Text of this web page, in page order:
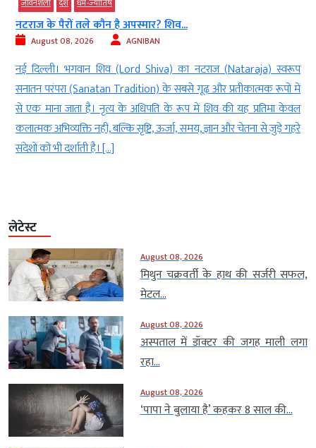
नटराज के पैरों तले कौन है अपस्मार? शिव...
August 08, 2026 AGNIBAN
नई दिल्ली। भगवान शिव (Lord Shiva) का नटराज (Nataraja) स्वरूप
सनातन परंपरा (Sanatan Tradition) के सबसे गूढ़ और प्रतीकात्मक रूपों में
से एक माना जाता है। नृत्य के अधिपति के रूप में शिव की यह प्रतिमा केवल
कलात्मक अभिव्यक्ति नहीं, बल्कि सृष्टि, ऊर्जा, समय, ज्ञान और चेतना से जुड़े गहरे
संदेशों को भी दर्शाती है। […]
लेटेस्ट
August 08, 2026
मिथुन चक्रवर्ती के हाथ की सर्जरी सफल,
मेटल...
August 08, 2026
अस्पताल में डॉक्टर की जगह माली लगा
रहा...
August 08, 2026
‘पापा ने बुलाया है’ कहकर 8 साल की...